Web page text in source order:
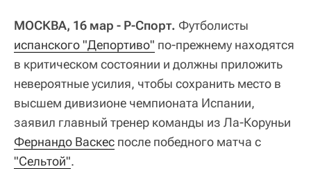
МОСКВА, 16 мар - Р-Спорт. Футболисты
испанского "Депортиво" по-прежнему находятся
в критическом состоянии и должны приложить
невероятные усилия, чтобы сохранить место в
высшем дивизионе чемпионата Испании,
заявил главный тренер команды из Ла-Коруньи
Фернандо Васкес после победного матча с
"Сельтой".